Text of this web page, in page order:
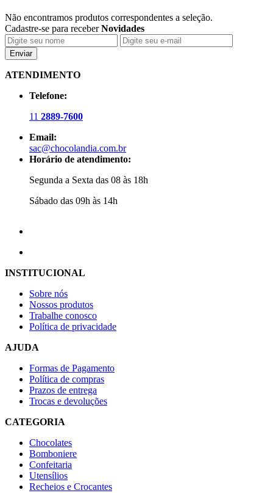
Não encontramos produtos correspondentes a seleção.
Cadastre-se para receberNovidades
Enviar
ATENDIMENTO
Telefone:
11 2889-7600
Email:
sac@chocolandia.com.br
Horário de atendimento:
Segunda a Sexta das 08 às 18h
Sábado das 09h às 14h
INSTITUCIONAL
Sobre nós
Nossos produtos
Trabalhe conosco
Política de privacidade
AJUDA
Formas de Pagamento
Política de compras
Prazos de entrega
Trocas e devoluções
CATEGORIA
Chocolates
Bomboniere
Confeitaria
Utensílios
Recheios e Crocantes